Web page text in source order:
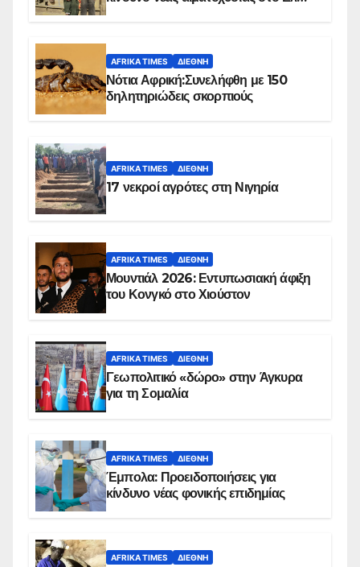
AFRIKA TIMES ΔΙΕΘΝΉ
Νότια Αφρική:Συνελήφθη με 150
δηλητηριώδεις σκορπιούς
AFRIKA TIMES ΔΙΕΘΝΉ
17 νεκροί αγρότες στη Νιγηρία
AFRIKA TIMES ΔΙΕΘΝΉ
Μουντιάλ 2026: Εντυπωσιακή άφιξη
του Κονγκό στο Χιούστον
AFRIKA TIMES ΔΙΕΘΝΉ
Γεωπολιτικό «δώρο» στην Άγκυρα
για τη Σομαλία
AFRIKA TIMES ΔΙΕΘΝΉ
Έμπολα: Προειδοποιήσεις για
κίνδυνο νέας φονικής επιδημίας
AFRIKA TIMES ΔΙΕΘΝΉ